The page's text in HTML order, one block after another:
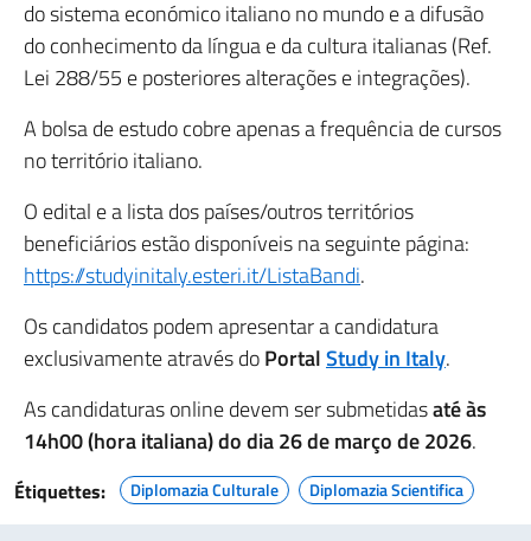
do sistema económico italiano no mundo e a difusão
do conhecimento da língua e da cultura italianas (Ref.
Lei 288/55 e posteriores alterações e integrações).
A bolsa de estudo cobre apenas a frequência de cursos
no território italiano.
O edital e a lista dos países/outros territórios
beneficiários estão disponíveis na seguinte página:
https://studyinitaly.esteri.it/ListaBandi.
Os candidatos podem apresentar a candidatura
exclusivamente através doPortalStudy in Italy.
As candidaturas online devem ser submetidasaté às
14h00 (hora italiana) do dia 26 de março de 2026.
Étiquettes: Diplomazia Culturale Diplomazia Scientifica